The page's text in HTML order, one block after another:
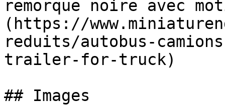
remorque noire avec
(https://
reduits/autobus-
trailer-for-truck)
## Images